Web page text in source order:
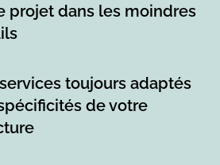
projet dans les moindres
toujours adaptés
de votre